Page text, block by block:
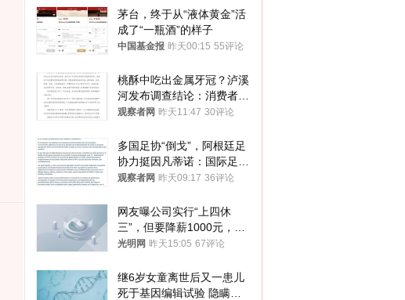
茅台，终于从“液体黄金”活
成了“一瓶酒”的样子
中国基金报 昨天00:15 55评论
桃酥中吃出金属牙冠？泸溪
河发布调查结论：消费者已
澄清，所发视频情况不属实
观察者网 昨天11:47 30评论
多国足协“倒戈”，阿根廷足
协力挺因凡蒂诺：国际足联
今后应继续在其领导下前行
观察者网 昨天09:17 36评论
网友曝公司实行“上四休
三”，但要降薪1000元，不
接受只能辞职
光明网 昨天15:05 67评论
继6岁女童离世后又一患儿
死于基因编辑试验 隐瞒一